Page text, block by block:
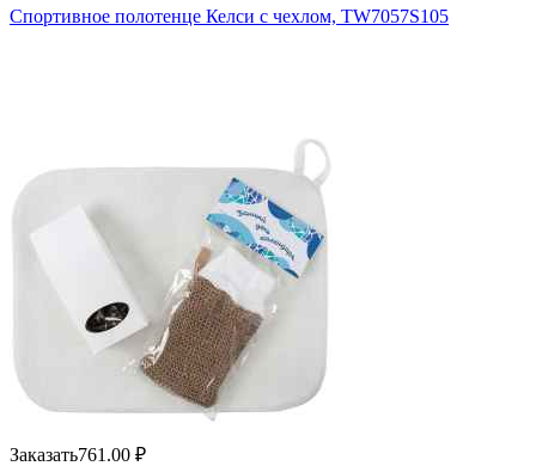
Спортивное полотенце Келси с чехлом, TW7057S105
Заказать761.00 ₽